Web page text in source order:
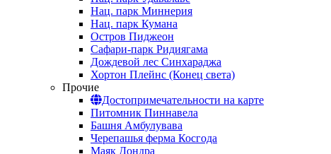
Нац. парк Миннерия
Нац. парк Кумана
Остров Пиджеон
Сафари-парк Ридиягама
Дождевой лес Синхараджа
Хортон Плейнс (Конец света)
Прочие
Достопримечательности на карте
Питомник Пиннавела
Башня Амбулувава
Черепашья ферма Косгода
Маяк Дондра